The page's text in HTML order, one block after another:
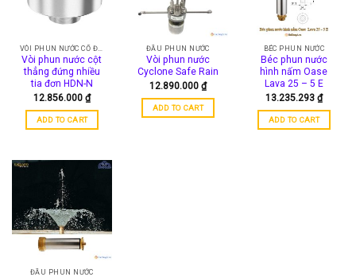
VÒI PHUN NƯỚC CỔ ĐIỂN
Vòi phun nước cột
thẳng đứng nhiều
tia đơn HDN-N
12.856.000 ₫
ADD TO CART
ĐẦU PHUN NƯỚC
Vòi phun nước
Cyclone Safe Rain
12.890.000 ₫
ADD TO CART
BÉC PHUN NƯỚC
Béc phun nước
hình nấm Oase
Lava 25 – 5 E
13.235.293 ₫
ADD TO CART
ĐẦU PHUN NƯỚC